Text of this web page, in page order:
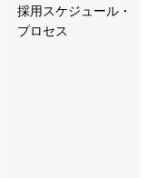
採用スケジュール・
プロセス